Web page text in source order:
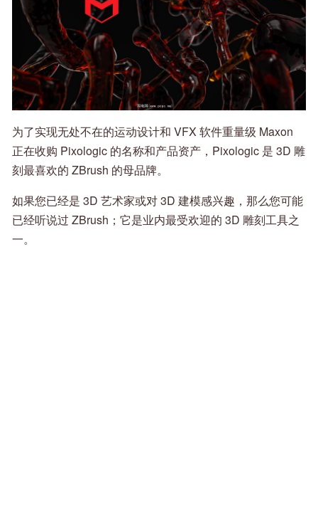
为了实现无处不在的运动设计和 VFX 软件重量级 Maxon
正在收购 Pixologic 的名称和产品资产，Pixologic 是 3D 雕
刻最喜欢的 ZBrush 的母品牌。
如果您已经是 3D 艺术家或对 3D 建模感兴趣，那么您可能
已经听说过 ZBrush；它是业内最受欢迎的 3D 雕刻工具之
一。